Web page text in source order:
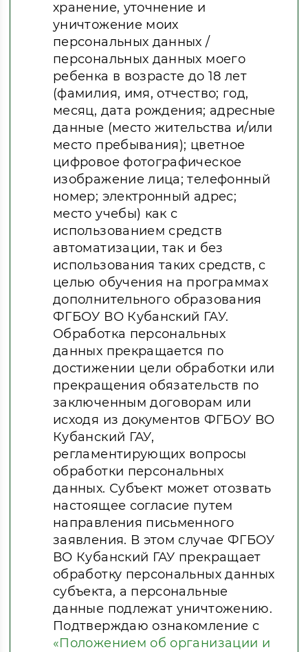
хранение, уточнение и
уничтожение моих
персональных данных /
персональных данных моего
ребенка в возрасте до 18 лет
(фамилия, имя, отчество; год,
месяц, дата рождения; адресные
данные (место жительства и/или
место пребывания); цветное
цифровое фотографическое
изображение лица; телефонный
номер; электронный адрес;
место учебы) как с
использованием средств
автоматизации, так и без
использования таких средств, с
целью обучения на программах
дополнительного образования
ФГБОУ ВО Кубанский ГАУ.
Обработка персональных
данных прекращается по
достижении цели обработки или
прекращения обязательств по
заключенным договорам или
исходя из документов ФГБОУ ВО
Кубанский ГАУ,
регламентирующих вопросы
обработки персональных
данных. Субъект может отозвать
настоящее согласие путем
направления письменного
заявления. В этом случае ФГБОУ
ВО Кубанский ГАУ прекращает
обработку персональных данных
субъекта, а персональные
данные подлежат уничтожению.
Подтверждаю ознакомление с
«Положением об организации и